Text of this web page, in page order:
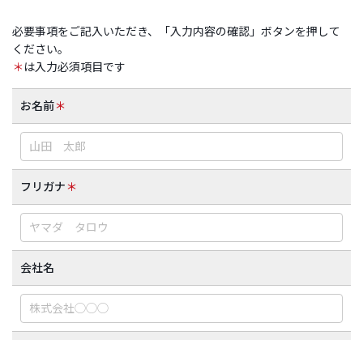
必要事項をご記入いただき、「入力内容の確認」ボタンを押して
ください。
＊ は入力必須項目です
お名前＊
フリガナ＊
会社名